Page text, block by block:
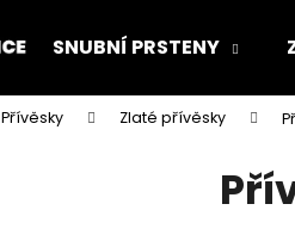
SNUBNÍ PRSTENY
Přívěsky Zlaté přívěsky